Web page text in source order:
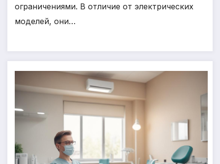
ограничениями. В отличие от электрических
моделей, они…